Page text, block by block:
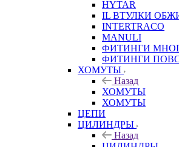
HYTAR
IL ВТУЛКИ
INTERTRACO
MANULI
ФИТИНГИ
ФИТИНГИ
ХОМУТЫ
Назад
ХОМУТЫ
ХОМУТЫ
ЦЕПИ
ЦИЛИНДРЫ
Назад